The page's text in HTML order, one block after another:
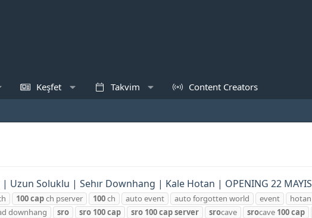
Keşfet Takvim Content Creators
Uzun Soluklu | Sehır Downhang | Kale Hotan | OPENING 22 MAYIS
100capch pserver 100ch auto event auto forgotten world event hotan
downhang sro sro 100cap sro 100capserver srocave srocave 100cap